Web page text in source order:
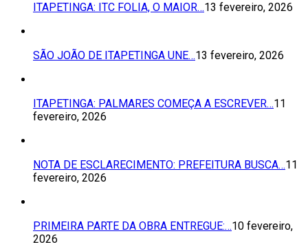
ITAPETINGA: ITC FOLIA, O MAIOR…13 fevereiro, 2026
SÃO JOÃO DE ITAPETINGA UNE…13 fevereiro, 2026
ITAPETINGA: PALMARES COMEÇA A ESCREVER…11
fevereiro, 2026
NOTA DE ESCLARECIMENTO: PREFEITURA BUSCA…11
fevereiro, 2026
PRIMEIRA PARTE DA OBRA ENTREGUE:…10 fevereiro,
2026